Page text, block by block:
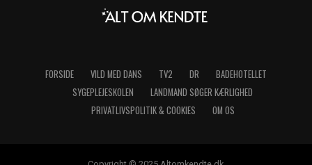
FORSIDE VILD MED DANS TV2 DR
BADEHOTELLET
SYGEPLEJESKOLEN
LANDMAND SØGER KÆRLIGHED
PRIVATLIVSPOLITIK & COOKIES
OM OS